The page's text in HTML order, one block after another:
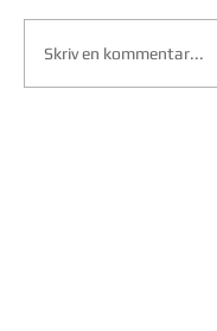
Skriv en kommentar...